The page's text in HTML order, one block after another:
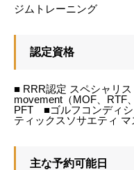
ジムトレーニング
認定資格
■ RRR認定 スペシャリ
movement（MOF、
PFT ■ゴルフコンディ
ティックスソサエティ
主な予約可能日